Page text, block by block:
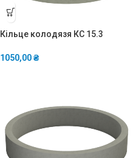
Кільце колодязя КС 15.3
1050,00₴